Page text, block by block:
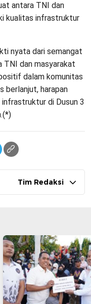
antara TNI dan
kualitas infrastruktur
nyata dari semangat
TNI dan masyarakat
dalam komunitas
berlanjut, harapan
di Dusun 3
Tim Redaksi